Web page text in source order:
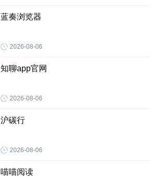
蓝奏浏览器
2026-08-06
知聊app官网
2026-08-06
沪碳行
2026-08-06
喵喵阅读